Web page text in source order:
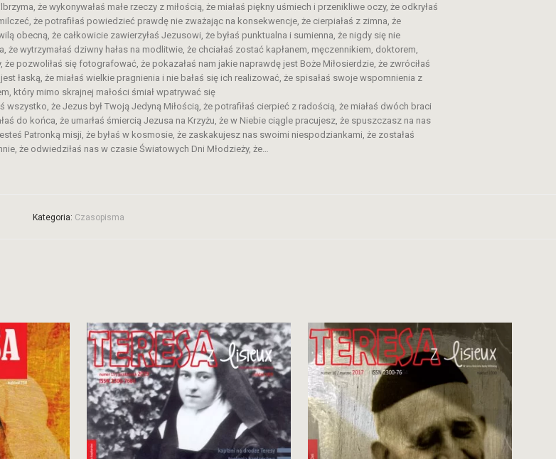
że wykonywałaś małe rzeczy z miłością, że miałaś piękny uśmiech i przenikliwe oczy, że odkryłaś
że potrafiłaś powiedzieć prawdę nie zważając na konsekwencje, że cierpiałaś z zimna, że
obecną, że całkowicie zawierzyłaś Jezusowi, że byłaś punktualna i sumienna, że nigdy się nie
że wytrzymałaś dziwny hałas na modlitwie, że chciałaś zostać kapłanem, męczennikiem, doktorem,
pozwoliłaś się fotografować, że pokazałaś nam jakie naprawdę jest Boże Miłosierdzie, że zwróciłaś
łaską, że miałaś wielkie pragnienia i nie bałaś się ich realizować, że spisałaś swoje wspomnienia z
który mimo skrajnej małości śmiał wpatrywać się
wszystko, że Jezus był Twoją Jedyną Miłością, że potrafiłaś cierpieć z radością, że miałaś dwóch braci
do końca, że umarłaś śmiercią Jezusa na Krzyżu, że w Niebie ciągle pracujesz, że spuszczasz na nas
Patronką misji, że byłaś w kosmosie, że zaskakujesz nas swoimi niespodziankami, że zostałaś
że odwiedziłaś nas w czasie Światowych Dni Młodzieży, że…
Kategoria: Czasopisma